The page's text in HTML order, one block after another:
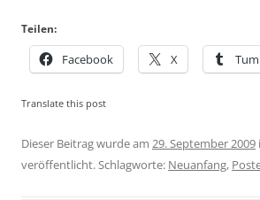
Teilen:
Facebook X
Translate this post
Dieser Beitrag wurde am 29. September 2009
veröffentlicht. Schlagworte: Neuanfang,